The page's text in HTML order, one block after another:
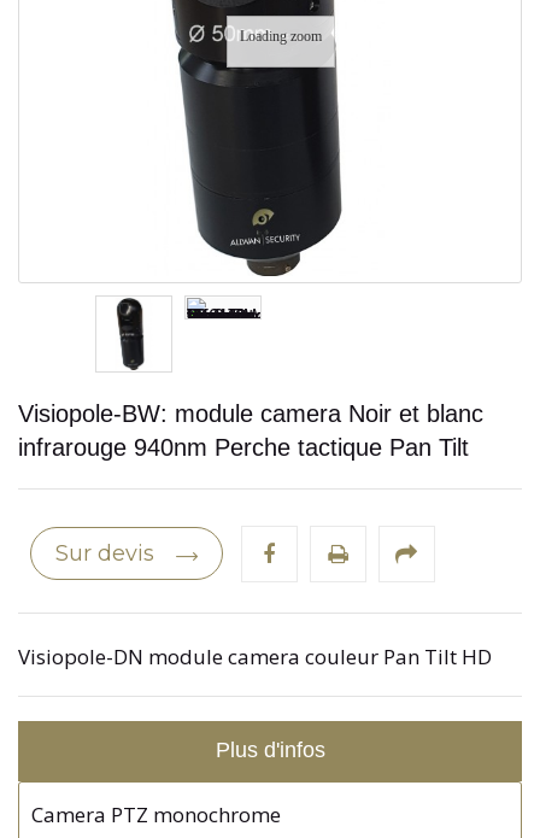
Loading zoom
Visiopole-BW: module camera Noir et blanc
infrarouge 940nm Perche tactique Pan Tilt
Sur devis
Visiopole-DN module camera couleur Pan Tilt HD
Plus d'infos
Camera PTZ monochrome